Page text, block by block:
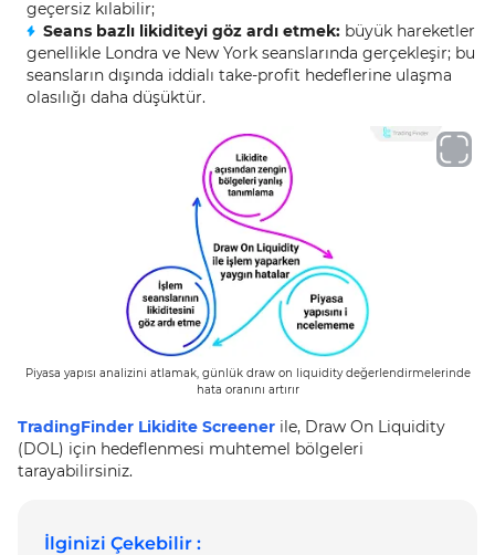
geçersiz kılabilir;
Seans bazlı likiditeyi göz ardı etmek: büyük hareketler
genellikle Londra ve New York seanslarında gerçekleşir; bu
seansların dışında iddialı take-profit hedeflerine ulaşma
olasılığı daha düşüktür.
Piyasa yapısı analizini atlamak, günlük draw on liquidity değerlendirmelerinde
hata oranını artırır
TradingFinder Likidite Screener ile, Draw On Liquidity
(DOL) için hedeflenmesi muhtemel bölgeleri
tarayabilirsiniz.
İlginizi Çekebilir :